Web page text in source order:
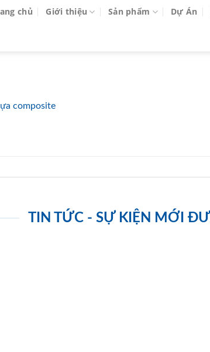
chủ Giới thiệu Sản phẩm Dự Án
composite
TIN TỨC - SỰ KIỆN MỚI